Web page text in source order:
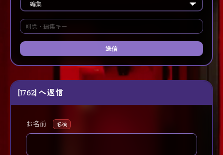
送信
[1762] へ返信
お名前 必須